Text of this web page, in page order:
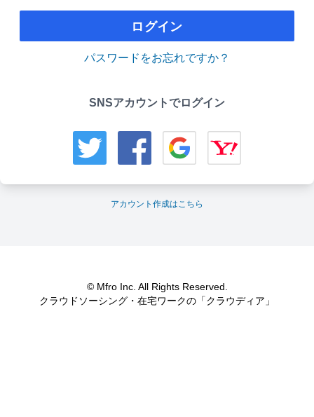
ログイン
パスワードをお忘れですか？
SNSアカウントでログイン
アカウント作成はこちら
© Mfro Inc. All Rights Reserved.
クラウドソーシング・在宅ワークの「クラウディア」